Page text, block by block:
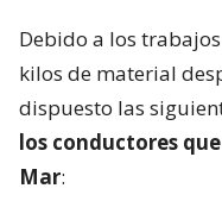
Debido a los
kilos de material
dispuesto las
los conductores
Mar: